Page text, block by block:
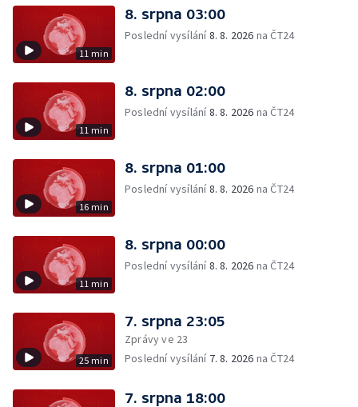
11 min
8. srpna 03:00
Poslední vysílání8. 8. 2026 na ČT24
11 min
8. srpna 02:00
Poslední vysílání8. 8. 2026 na ČT24
16 min
8. srpna 01:00
Poslední vysílání8. 8. 2026 na ČT24
11 min
8. srpna 00:00
Poslední vysílání8. 8. 2026 na ČT24
25 min
7. srpna 23:05
Zprávy ve 23
Poslední vysílání 7. 8. 2026 na ČT24
7. srpna 18:00